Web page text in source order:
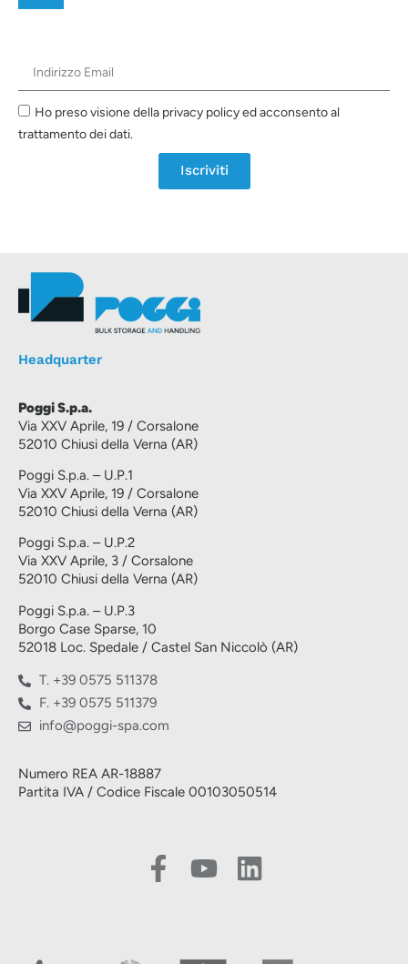
Ho preso visione della privacy policy ed acconsento al
trattamento dei dati.
Iscriviti
Headquarter
Poggi S.p.a.
Via XXV Aprile, 19 / Corsalone
52010 Chiusi della Verna (AR)
Poggi S.p.a. – U.P.1
Via XXV Aprile, 19 / Corsalone
52010 Chiusi della Verna (AR)
Poggi S.p.a. – U.P.2
Via XXV Aprile, 3 / Corsalone
52010 Chiusi della Verna (AR)
Poggi S.p.a. – U.P.3
Borgo Case Sparse, 10
52018 Loc. Spedale / Castel San Niccolò (AR)
T. +39 0575 511378
F. +39 0575 511379
info@poggi-spa.com
Numero REA AR-18887
Partita IVA / Codice Fiscale 00103050514